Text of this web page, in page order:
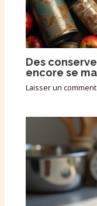
Des
encore se
Laisser un